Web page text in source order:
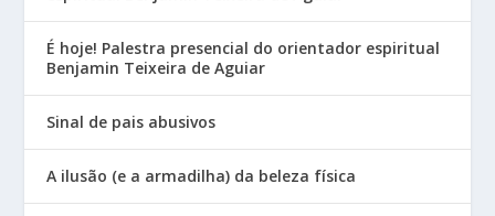
É hoje! Palestra presencial do orientador espiritual
Benjamin Teixeira de Aguiar
Sinal de pais abusivos
A ilusão (e a armadilha) da beleza física